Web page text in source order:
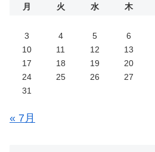
月 火 水 木
3
4 5 6
10
11 12 13
17
18 19 20
24
25 26 27
31
« 7月